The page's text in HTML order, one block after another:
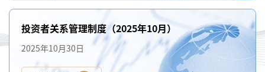
投资者关系管理制度（2025年10月）
2025年10月30日